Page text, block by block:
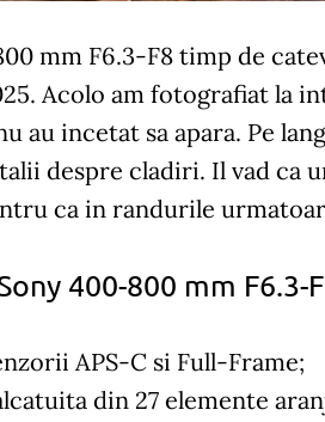
mm F6.3-F8 timp de
Acolo am fotografiat la
au incetat sa apara. Pe
despre cladiri. Il vad
ca in randurile
400-800 mm F6.3-
APS-C si Full-Frame;
din 27 elemente